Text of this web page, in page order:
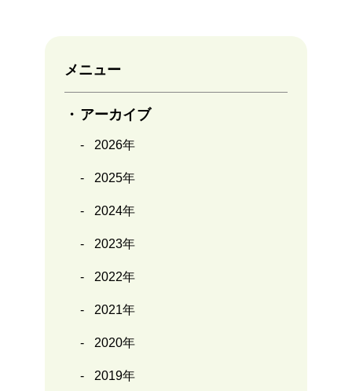
メニュー
アーカイブ
2026年
2025年
2024年
2023年
2022年
2021年
2020年
2019年